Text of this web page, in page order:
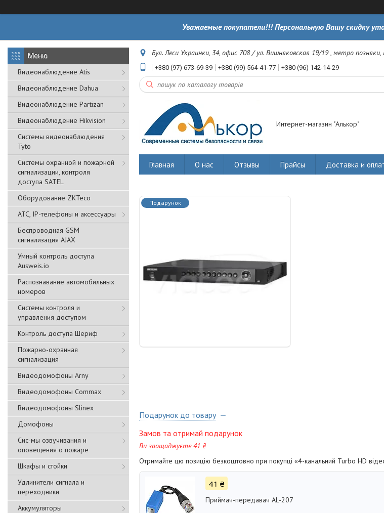
Уважаемые покупатели!!! Персональную Вашу скидку
Видеонаблюдение Atis
Видеонаблюдение Dahua
Видеонаблюдение Partizan
Видеонаблюдение Hikvision
Системы видеонаблюдения
Tyto
Cистемы охранной и пожарной
сигнализации, контроля
доступа SATEL
Оборудование ZKTeco
АТС, IP-телефоны и аксессуары
Беспроводная GSM
сигнализация АJAX
Умный контроль доступа
Ausweis.io
Распознавание автомобильных
номеров
Системы контроля и
управления доступом
Контроль доступа Шериф
Пожарно-охранная
сигнализация
Видеодомофоны Arny
Видеодомофоны Commax
Видеодомофоны Slinex
Домофоны
Сис-мы озвучивания и
оповещения о пожаре
Шкафы и стойки
Удлинители сигнала и
переходники
Аккумуляторы
Бул. Леси Украинки, 34, офис 708 / ул. Вишняковская 19/19 , метро позняки,
+380 (97) 673-69-39 +380 (99) 564-41-77 +380 (96) 142-14-29
Интернет-магазин "Алькор"
Главная О нас Отзывы Прайсы Доставка и
Подарунок
Подарунок до товару
Замов та отримай подарунок
Ви заощаджуєте 41 ₴
Отримайте цю позицію безкоштовно при покупці «4-канальний Turbo HD
41 ₴
Приймач-передавач AL-207